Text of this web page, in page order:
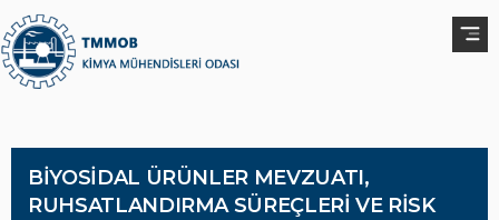
BİYOSİDAL ÜRÜNLER MEVZUATI,
RUHSATLANDIRMA SÜREÇLERİ VE RİSK